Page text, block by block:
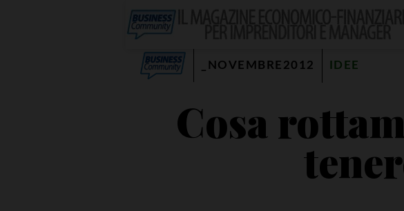
_NOVEMBRE2012 IDEE
Cosa